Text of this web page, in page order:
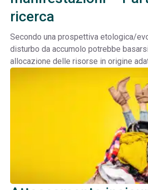
ricerca
Secondo una prospettiva etologica/
disturbo da accumolo potrebbe
allocazione delle risorse in origine